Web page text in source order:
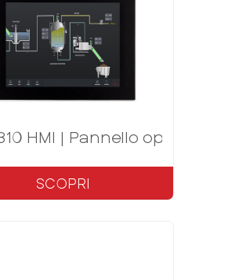
HMI | Pannello operatore
SCOPRI